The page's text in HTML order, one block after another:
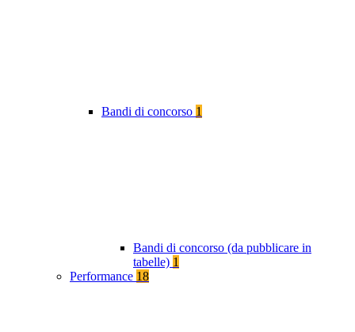
Bandi di concorso 1
Bandi di concorso (da pubblicare in
tabelle) 1
Performance 18